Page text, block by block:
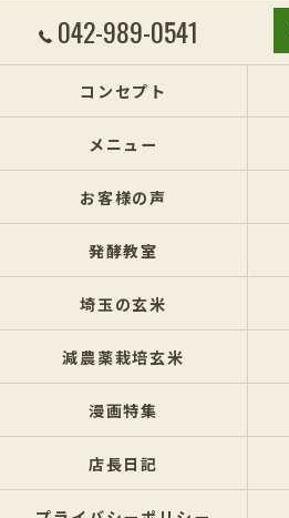
042-989-0541
コンセプト
メニュー
お客様の声
発酵教室
埼玉の玄米
減農薬栽培玄米
漫画特集
店長日記